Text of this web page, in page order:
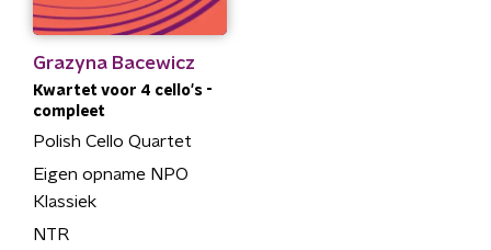
Grazyna Bacewicz
Kwartet voor 4 cello's -
compleet
Polish Cello Quartet
Eigen opname NPO
Klassiek
NTR